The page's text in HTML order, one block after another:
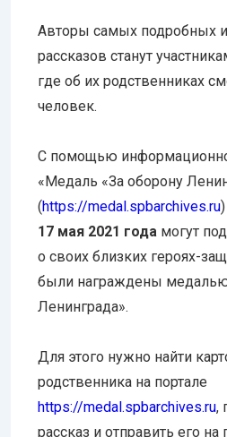
Авторы самых подробных
рассказов станут
где об их родственниках
человек.
С помощью
«Медаль «За оборону
(https://medal.spbarchives.ru
17 мая 2021 года могут
о своих близких героях-
были награждены
Ленинграда».
Для этого нужно найти
родственника на портале
https://medal.spbarchives.ru,
рассказ и отправить его на